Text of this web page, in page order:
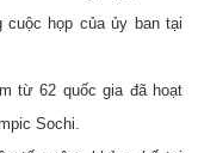
cuộc họp của ủy ban tại
từ 62 quốc gia đã hoạt
Sochi.